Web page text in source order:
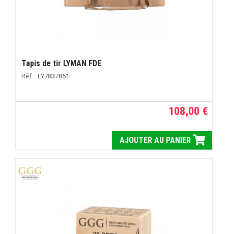
Tapis de tir LYMAN FDE
Réf. : LY7837851
108,00 €
AJOUTER AU PANIER